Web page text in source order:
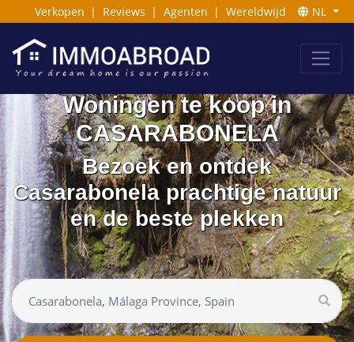
Verkopen | Reviews | Agenten | Wereldwijd NL
Woningen te koop in
CASARABONELA
Bezoek en ontdek
Casarabonela prachtige natuur
en de beste plekken